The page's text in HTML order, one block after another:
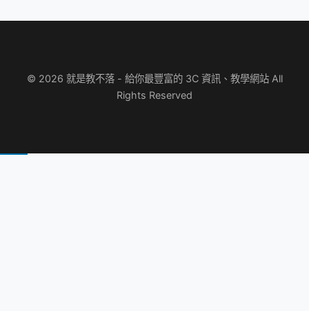
© 2026 就是教不落 - 給你最豐富的 3C 資訊、教學網站 All
Rights Reserved